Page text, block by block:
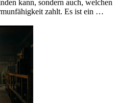
kann, sondern auch, welchen
zahlt. Es ist ein …